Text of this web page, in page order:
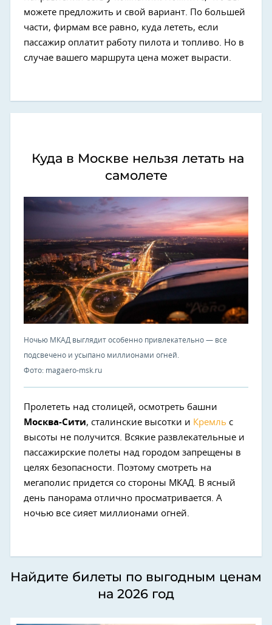
можете предложить и свой вариант. По большей
части, фирмам все равно, куда лететь, если
пассажир оплатит работу пилота и топливо. Но в
случае вашего маршрута цена может вырасти.
Куда в Москве нельзя летать на
самолете
Ночью МКАД выглядит особенно привлекательно — все
подсвечено и усыпано миллионами огней.
Фото: magaero-msk.ru
Пролететь над столицей, осмотреть башни
Москва-Сити, сталинские высотки и Кремль с
высоты не получится. Всякие развлекательные и
пассажирские полеты над городом запрещены в
целях безопасности. Поэтому смотреть на
мегаполис придется со стороны МКАД. В ясный
день панорама отлично просматривается. А
ночью все сияет миллионами огней.
Найдите билеты по выгодным ценам
на 2026 год